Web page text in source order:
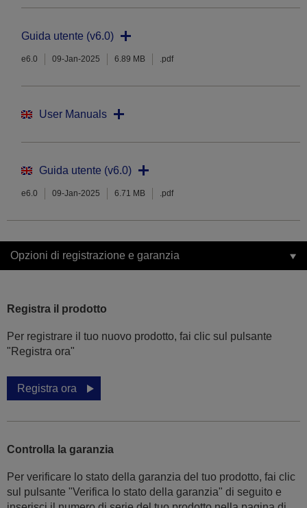
Guida utente (v6.0)
e6.0 09-Jan-2025 6.89 MB .pdf
User Manuals
Guida utente (v6.0)
e6.0 09-Jan-2025 6.71 MB .pdf
Opzioni di registrazione e garanzia
Registra il prodotto
Per registrare il tuo nuovo prodotto, fai clic sul pulsante
"Registra ora"
Registra ora
Controlla la garanzia
Per verificare lo stato della garanzia del tuo prodotto, fai clic
sul pulsante "Verifica lo stato della garanzia" di seguito e